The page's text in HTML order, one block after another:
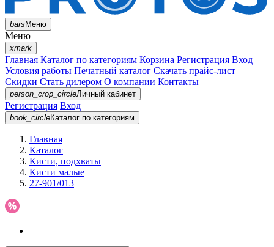
barsМеню
Меню
xmark
Главная Каталог по категориям Корзина Регистрация Вход
Условия работы Печатный каталог Скачать прайс-лист
Скидки Стать дилером О компании Контакты
person_crop_circleЛичный кабинет
Регистрация Вход
book_circleКаталог по категориям
Главная
Каталог
Кисти, подхваты
Кисти малые
27-901/013